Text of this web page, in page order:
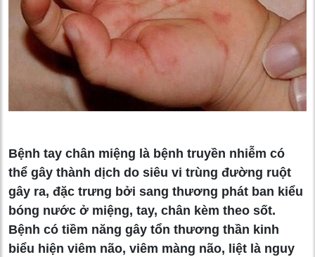
Bệnh tay chân miệng là bệnh truyền nhiễm có
thể gây thành dịch do siêu vi trùng đường ruột
gây ra, đặc trưng bởi sang thương phát ban kiểu
bóng nước ở miệng, tay, chân kèm theo sốt.
Bệnh có tiềm năng gây tổn thương thần kinh
biểu hiện viêm não, viêm màng não, liệt là nguy